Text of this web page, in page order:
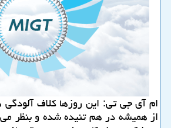
ام آی جی تی: این روزها كلاف
از همیشه در هم تنیده شده و بنظر